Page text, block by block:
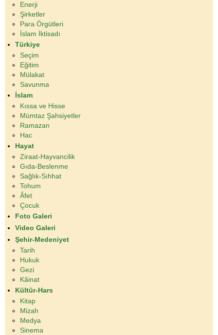
Enerji
Şirketler
Para Örgütleri
İslam İktisadı
Türkiye
Seçim
Eğitim
Mülakat
Savunma
İslam
Kıssa ve Hisse
Mümtaz Şahsiyetler
Ramazan
Hac
Hayat
Ziraat-Hayvancilik
Gıda-Beslenme
Sağlık-Sıhhat
Tohum
Âfet
Çocuk
Foto Galeri
Video Galeri
Şehir-Medeniyet
Tarih
Hukuk
Gezi
Kâinat
Kültür-Hars
Kitap
Mizah
Medya
Sinema